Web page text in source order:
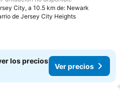
City, a 10.5 km de: Newark
de Jersey City HeightsVer precios
los precios
Ver precios